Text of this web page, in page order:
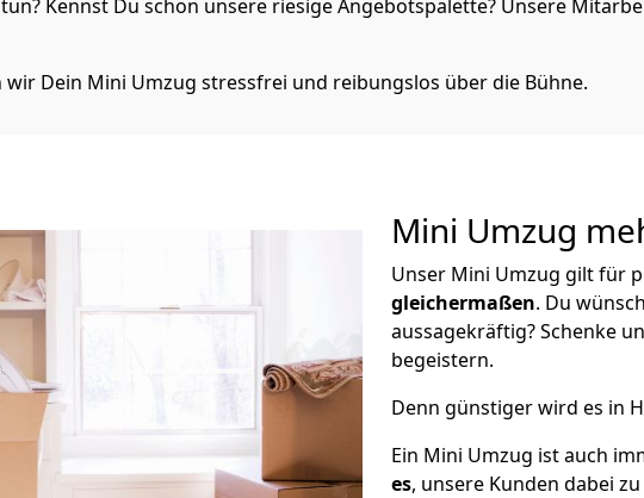
Kennst Du schon unsere riesige Angebotspalette? Unsere
Dein Mini Umzug stressfrei und reibungslos über die Bühne.
Mini Umzug
Unser Mini Umzug gilt für
gleichermaßen. Du
aussagekräftig? Schenke
begeistern.
Denn günstiger wird es in
Ein Mini Umzug ist auch
es, unsere Kunden dabei